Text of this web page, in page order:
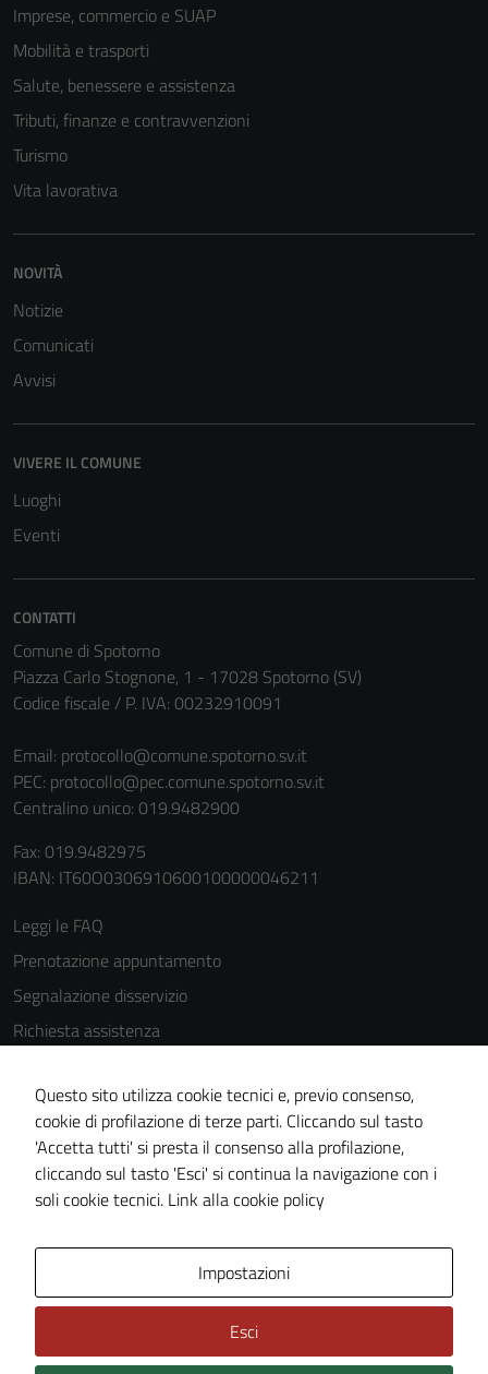
Imprese, commercio e SUAP
Mobilità e trasporti
Salute, benessere e assistenza
Tributi, finanze e contravvenzioni
Turismo
Vita lavorativa
NOVITÀ
Notizie
Comunicati
Avvisi
VIVERE IL COMUNE
Luoghi
Eventi
CONTATTI
Comune di Spotorno
Piazza Carlo Stognone, 1 - 17028 Spotorno (SV)
Codice fiscale / P. IVA: 00232910091
Email: protocollo@comune.spotorno.sv.it
PEC: protocollo@pec.comune.spotorno.sv.it
Centralino unico: 019.9482900
Fax: 019.9482975
IBAN: IT60O0306910600100000046211
Leggi le FAQ
Prenotazione appuntamento
Segnalazione disservizio
Richiesta assistenza
Informativa privacy
Cookie Policy
Note legali
Dichiarazione di accessibilità
Piano di miglioramento del sito
Statistiche sito web
Questo sito utilizza cookie tecnici e, previo consenso,
cookie di profilazione di terze parti. Cliccando sul tasto
'Accetta tutti' si presta il consenso alla profilazione,
cliccando sul tasto 'Esci' si continua la navigazione con i
soli cookie tecnici. Link alla cookie policy
Impostazioni
Esci